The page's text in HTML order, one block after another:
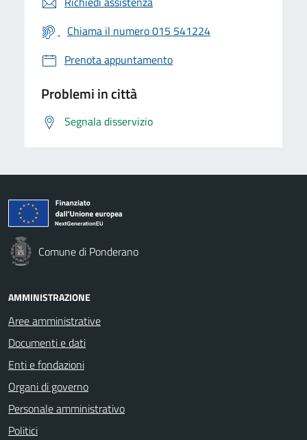
Chiama il numero 015 541224
Prenota appuntamento
Problemi in città
Segnala disservizio
Comune di Ponderano
AMMINISTRAZIONE
Aree amministrative
Documenti e dati
Enti e fondazioni
Organi di governo
Personale amministrativo
Politici